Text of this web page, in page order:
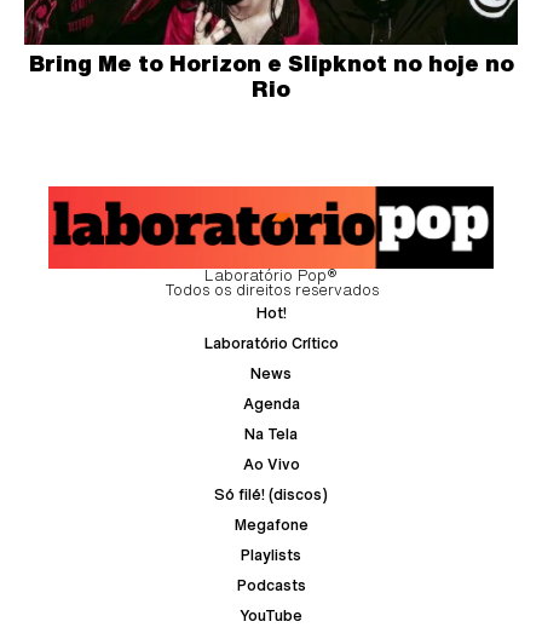
Bring Me to Horizon e Slipknot no hoje no
Rio
Laboratório Pop®
Todos os direitos reservados
Hot!
Laboratório Crítico
News
Agenda
Na Tela
Ao Vivo
Só filé! (discos)
Megafone
Playlists
Podcasts
YouTube